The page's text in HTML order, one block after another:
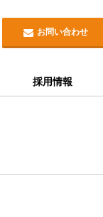
お問い合わせ
採用情報